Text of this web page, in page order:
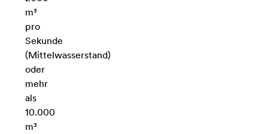
m³
pro
Sekunde
(Mittelwasserstand)
oder
mehr
als
10.000
m³